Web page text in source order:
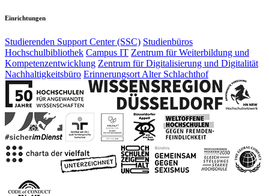
Einrichtungen
Studierenden Support Center (SSC) Studienbüros
Hochschulbibliothek Campus IT Zentrum für Weiterbildung und
Kompetenzentwicklung Zentrum für Digitalisierung und Digitalität
Nachhaltigkeitsbüro Erinnerungsort Alter Schlachthof